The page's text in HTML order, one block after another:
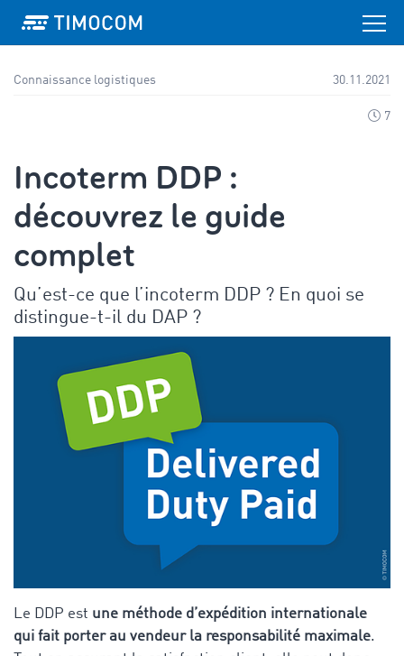
Connaissance logistiques 30.11.2021
7
Incoterm DDP :
découvrez le guide
complet
Qu’est-ce que l’incoterm DDP ? En quoi se
distingue-t-il du DAP ?
Le DDP est une méthode d’expédition internationale
qui fait porter au vendeur la responsabilité maximale.